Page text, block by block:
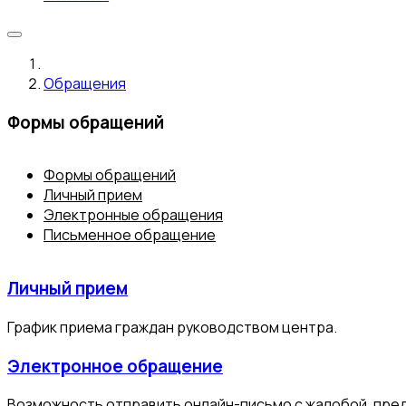
Обращения
Формы обращений
Формы обращений
Личный прием
Электронные обращения
Письменное обращение
Личный прием
График приема граждан руководством центра.
Электронное обращение